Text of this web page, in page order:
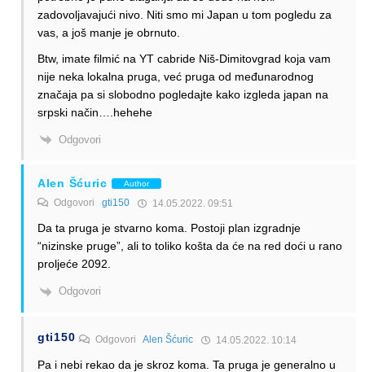
zadovoljavajući nivo. Niti smo mi Japan u tom pogledu za
vas, a još manje je obrnuto.
Btw, imate filmić na YT cabride Niš-Dimitovgrad koja vam
nije neka lokalna pruga, već pruga od međunarodnog
značaja pa si slobodno pogledajte kako izgleda japan na
srpski način….hehehe
Odgovori
Alen Šćuric Author
Odgovori gti150 14.05.2022. 09:51
Da ta pruga je stvarno koma. Postoji plan izgradnje
“nizinske pruge”, ali to toliko košta da će na red doći u rano
proljeće 2092.
Odgovori
gti150 OdgovoriAlen Šćuric 14.05.2022. 10:14
Pa i nebi rekao da je skroz koma. Ta pruga je generalno u